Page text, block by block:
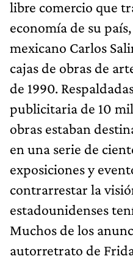
libre comercio que
economía de su
mexicano Carlos
cajas de obras de
de 1990.
publicitaria de 10
obras estaban
en una serie de
exposiciones y
contrarrestar la
estadounidenses
Muchos de los
autorretrato de